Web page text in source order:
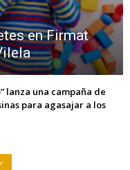
en Firmat
lanza una campaña de
para agasajar a los